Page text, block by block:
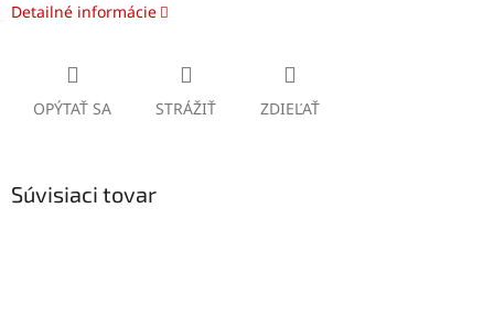
Detailné informácie
OPÝTAŤ SA STRÁŽIŤ ZDIEĽAŤ
Súvisiaci tovar